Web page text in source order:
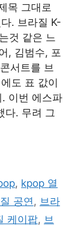
목 그대로
. 브라질 K-
것 같은 느
, 김범수, 포
서트를 브
도 표 값이
이번 에스파
다. 무려 그
, kpop 열
공연, 브라
케이팝, 브